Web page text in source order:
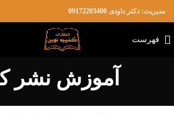
مدیریت: دکتر داودی 09172203400
فهرست
آموزش نشر